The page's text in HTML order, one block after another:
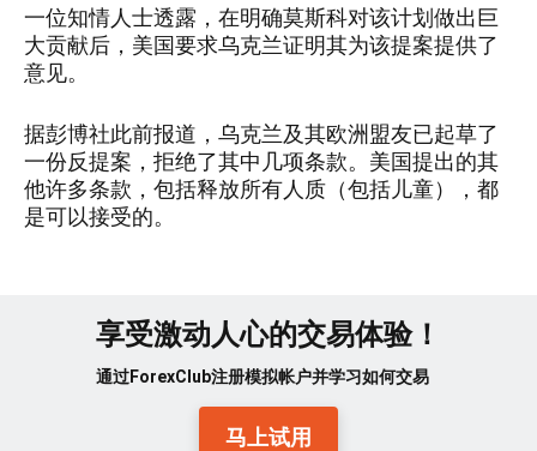
一位知情人士透露，在明确莫斯科对该计划做出巨
大贡献后，美国要求乌克兰证明其为该提案提供了
意见。
据彭博社此前报道，乌克兰及其欧洲盟友已起草了
一份反提案，拒绝了其中几项条款。美国提出的其
他许多条款，包括释放所有人质（包括儿童），都
是可以接受的。
享受激动人心的交易体验！
通过ForexClub注册模拟帐户并学习如何交易
马上试用